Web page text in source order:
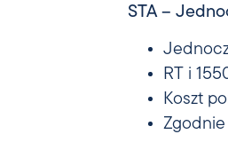
STA –
RT i
Koszt
Zgodnie